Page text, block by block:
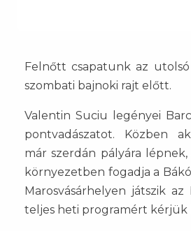
Felnőtt csapatunk az
szombati bajnoki rajt előtt.
Valentin Suciu legényei
pontvadászatot. Közben
már szerdán pályára lépnek,
környezetben fogadja a Bákói
Marosvásárhelyen játszik
teljes heti programért kérjük